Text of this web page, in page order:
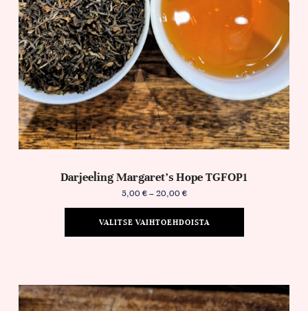
Darjeeling Margaret’s Hope TGFOP1
5,00 € – 20,00 €
VALITSE VAIHTOEHDOISTA